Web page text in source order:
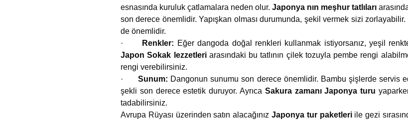
esnasında kuruluk çatlamalara neden olur. Japonya nın meşhur tatlıları
son derece önemlidir. Yapışkan olması durumunda, şekil vermek sizi
de önemlidir.
·
Renkler: Eğer dangoda doğal renkleri kullanmak istiyorsanız, yeşil
Japon Sokak lezzetleri arasındaki bu tatlının çilek tozuyla pembe rengi
rengi verebilirsiniz.
·Sunum: Dangonun sunumu son derece önemlidir. Bambu şişlerde servis
şekli son derece estetik duruyor. Ayrıca Sakura zamanı Japonya turu
tadabilirsiniz.
Avrupa Rüyası üzerinden satın alacağınız Japonya tur paketleriile gezi